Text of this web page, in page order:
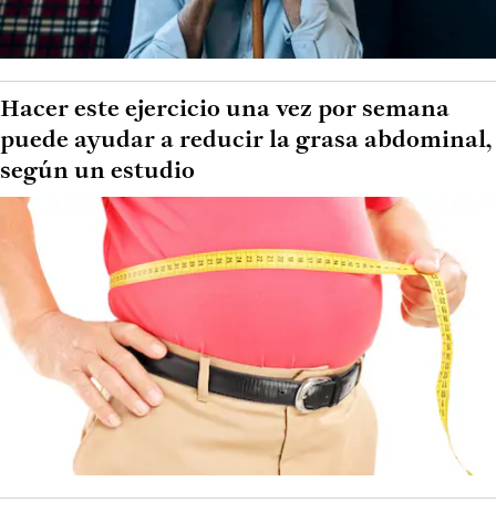
Hacer este ejercicio una vez por semana
puede ayudar a reducir la grasa abdominal,
según un estudio